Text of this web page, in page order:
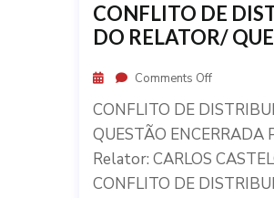
CONFLITO DE
DO RELATOR/
Comments Off
CONFLITO DE
QUESTÃO
Relator: CARLOS
CONFLITO DE